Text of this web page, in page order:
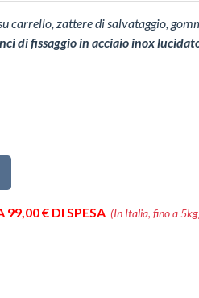
carrello, zattere di salvataggio,
di fissaggio in acciaio inox
99,00 € DI SPESA (In Italia, fino a